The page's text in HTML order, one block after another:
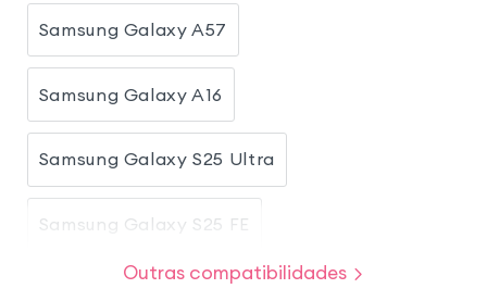
Samsung Galaxy A57
Samsung Galaxy A16
Samsung Galaxy S25 Ultra
Samsung Galaxy S25 FE
Samsung Galaxy S25 Plus
Outras compatibilidades